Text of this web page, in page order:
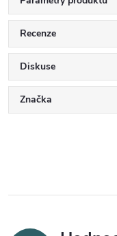
Recenze
Diskuse
Značka